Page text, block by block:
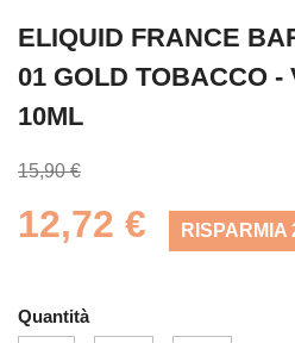
ELIQUID FRANCE
01 GOLD TOBACCO -
10ML
15,90 €
12,72 € RISPARMIA
Quantità